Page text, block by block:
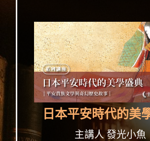
日本平安時代的美
主講人 發光小魚